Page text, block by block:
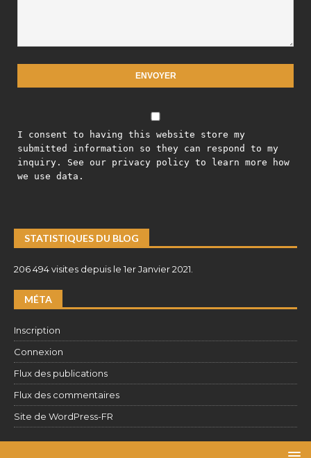
I consent to having this website store my
submitted information so they can respond to my
inquiry. See our privacy policy to learn more how
we use data.
STATISTIQUES DU BLOG
206 494 visites depuis le 1er Janvier 2021.
MÉTA
Inscription
Connexion
Flux des publications
Flux des commentaires
Site de WordPress-FR